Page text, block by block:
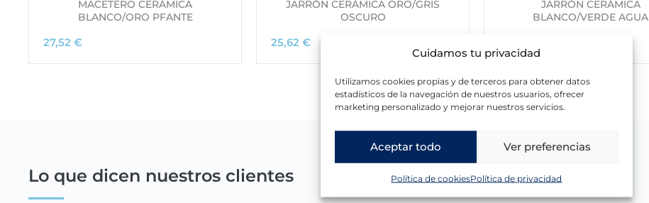
Cuidamos tu privacidad
Utilizamos cookies propias y de terceros para obtener datos
estadísticos de la navegación de nuestros usuarios, ofrecer
marketing personalizado y mejorar nuestros servicios.
Aceptar todo Ver preferencias
Política de cookiesPolítica de privacidad
MACETERO CERÁMICA
BLANCO/ORO PFANTE
27,52 €
JARRÓN CERÁMICA ORO/GRIS
OSCURO
25,62 €
JARRÓN CERÁMICA
BLANCO/VERDE AGUA
Lo que dicen nuestros clientes